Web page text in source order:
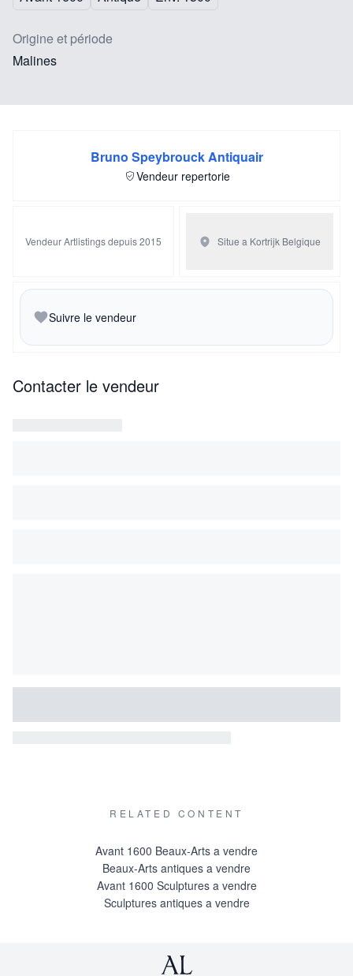
Origine et période
Malines
Bruno Speybrouck Antiquair
Vendeur repertorie
Vendeur Artlistings depuis 2015 Situe a Kortrijk Belgique
Suivre le vendeur
Contacter le vendeur
RELATED CONTENT
Avant 1600 Beaux-Arts a vendre
Beaux-Arts antiques a vendre
Avant 1600 Sculptures a vendre
Sculptures antiques a vendre